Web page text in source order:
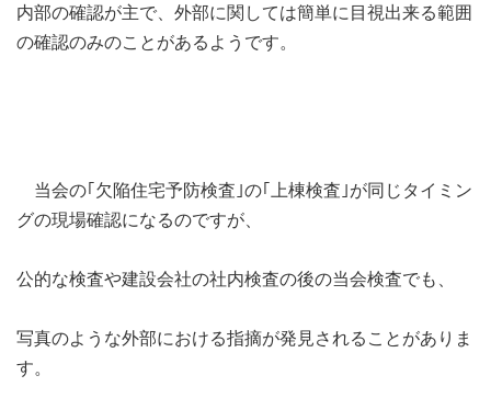
内部の確認が主で、外部に関しては簡単に目視出来る範囲
の確認のみのことがあるようです。
当会の｢欠陥住宅予防検査｣の｢上棟検査｣が同じタイミン
グの現場確認になるのですが、
公的な検査や建設会社の社内検査の後の当会検査でも、
写真のような外部における指摘が発見されることがありま
す。